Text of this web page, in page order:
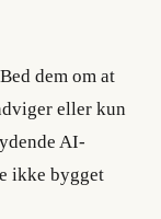
dem om at
eller kun
AI-
ikke bygget